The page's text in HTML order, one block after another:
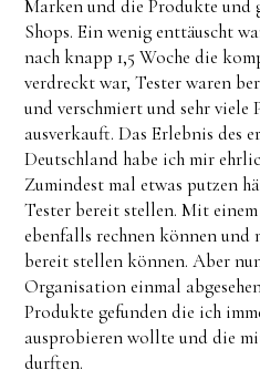
Marken und die Produkte und
Shops. Ein wenig enttäuscht
nach knapp 1,5 Woche die
verdreckt war, Tester waren
und verschmiert und sehr viele
ausverkauft. Das Erlebnis des
Deutschland habe ich mir
Zumindest mal etwas putzen
Tester bereit stellen. Mit
ebenfalls rechnen können und
bereit stellen können. Aber
Organisation einmal
Produkte gefunden die ich
ausprobieren wollte und die
durften.